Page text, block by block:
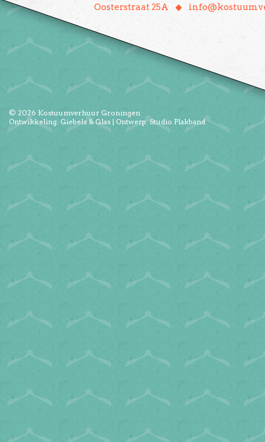
Oosterstraat 25A ♦
© 2026 Kostuumverhuur Groningen
Ontwikkeling: Giebels & Glas | Ontwerp:Studio Plakband